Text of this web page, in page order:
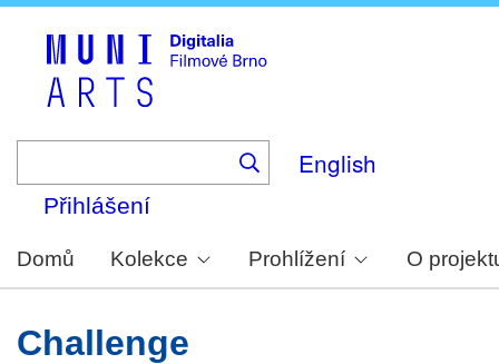
English
Přihlášení
Domů Kolekce Prohlížení O
Challenge